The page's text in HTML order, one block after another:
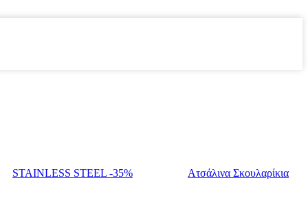
STAINLESS STEEL -35% Ατσάλινα Σκουλαρίκια